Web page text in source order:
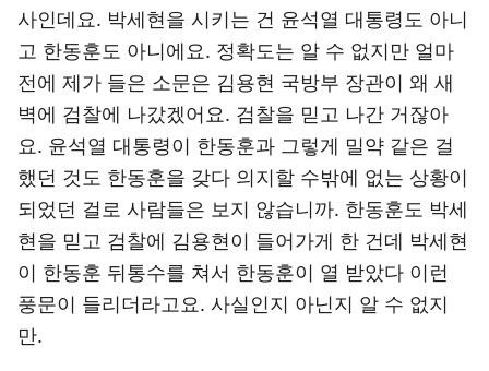
사인데요. 박세현을 시키는 건 윤석열 대통령도 아니
고 한동훈도 아니에요. 정확도는 알 수 없지만 얼마
전에 제가 들은 소문은 김용현 국방부 장관이 왜 새
벽에 검찰에 나갔겠어요. 검찰을 믿고 나간 거잖아
요. 윤석열 대통령이 한동훈과 그렇게 밀약 같은 걸
했던 것도 한동훈을 갖다 의지할 수밖에 없는 상황이
되었던 걸로 사람들은 보지 않습니까. 한동훈도 박세
현을 믿고 검찰에 김용현이 들어가게 한 건데 박세현
이 한동훈 뒤통수를 쳐서 한동훈이 열 받았다 이런
풍문이 들리더라고요. 사실인지 아닌지 알 수 없지
만.